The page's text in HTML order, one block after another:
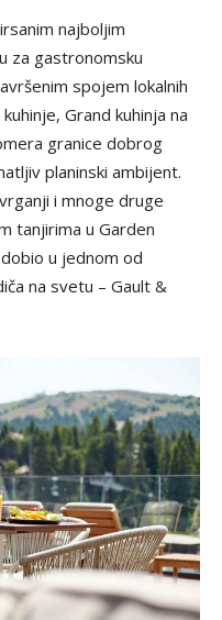
najboljim
za gastronomsku
spojem lokalnih
Grand kuhinja na
granice dobrog
planinski ambijent.
i mnoge druge
tanjirima u Garden
u jednom od
na svetu – Gault &